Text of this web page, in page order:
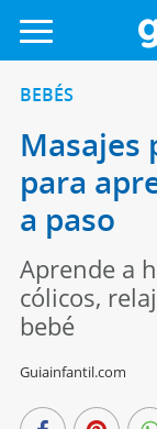
BEBÉS
Masajes
para
a paso
Aprende a
cólicos,
bebé
Guiainfantil.com